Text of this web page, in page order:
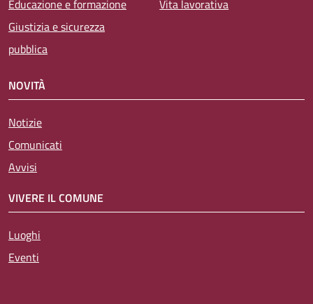
Educazione e formazione
Giustizia e sicurezza
pubblica
Vita lavorativa
NOVITÀ
Notizie
Comunicati
Avvisi
VIVERE IL COMUNE
Luoghi
Eventi